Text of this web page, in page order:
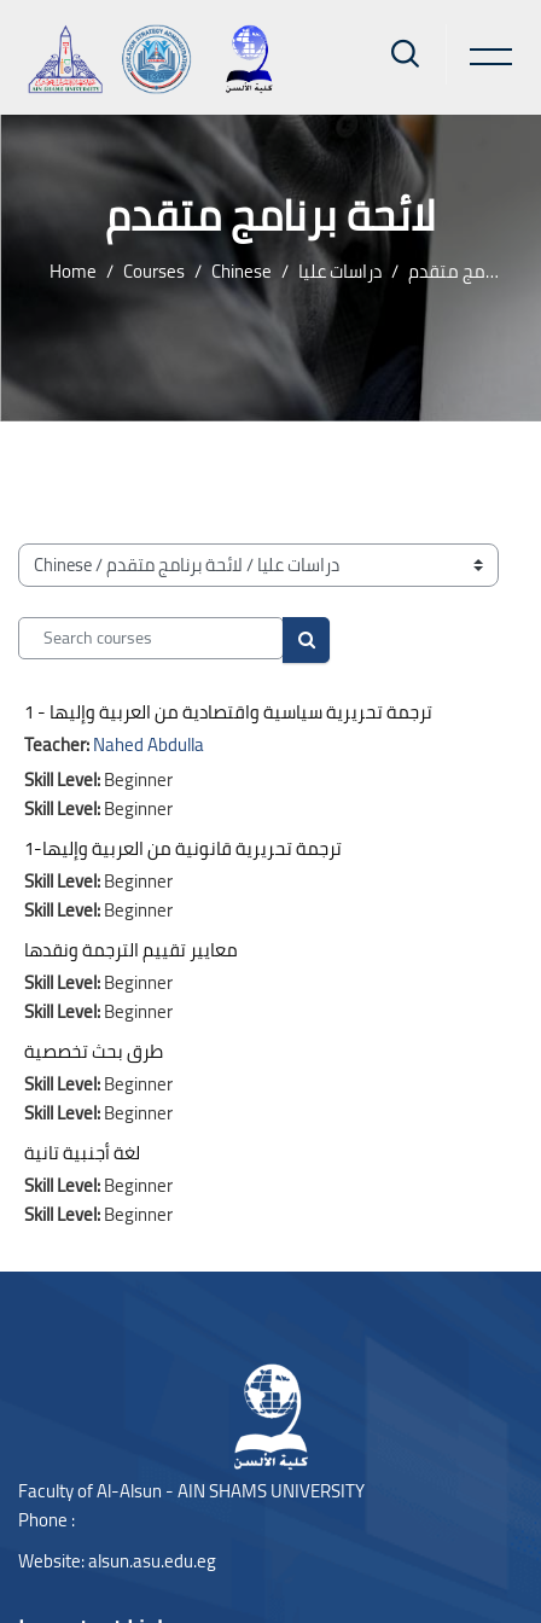
لائحة برنامج متقدم
Home Courses Chinese دراسات عليا لائحة برنامج متقدم
Blocks
Course categories
Search courses
Search courses
ترجمة تحريرية سياسية واقتصادية من العربية وإليها - 1
Teacher:Nahed Abdulla
Skill Level:Beginner
Skill Level:Beginner
ترجمة تحريرية قانونية من العربية وإليها-1
Skill Level:Beginner
Skill Level:Beginner
معايير تقييم الترجمة ونقدها
Skill Level:Beginner
Skill Level:Beginner
طرق بحث تخصصية
Skill Level:Beginner
Skill Level:Beginner
لغة أجنبية تانية
Skill Level:Beginner
Skill Level:Beginner
Blocks
Faculty of Al-Alsun - AIN SHAMS UNIVERSITY
Phone :
Website:alsun.asu.edu.eg